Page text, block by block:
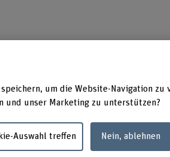
auf unserem Campus
48 Stunden arbeiteten
und weiterer innovativer
Lösungen zu den so
Aufgabe gestellt:
um die Website-Navigation zu
und unser Marketing zu unterstützen?
Auswahl treffen Nein, ablehnen